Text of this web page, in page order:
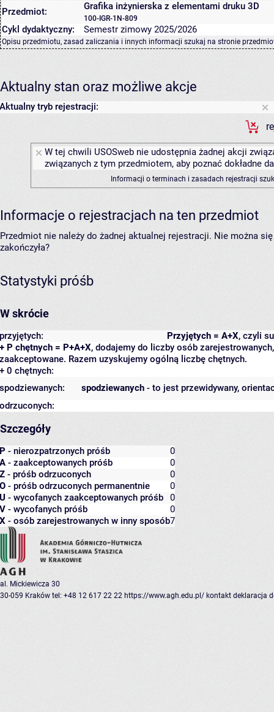
Przedmiot: Grafika inżynierska z elementami druku 3D
100-IGR-1N-809
Cykl dydaktyczny: Semestr zimowy 2025/2026
Opisu przedmiotu, zasad zaliczania i innych informacji szukaj na stronie
Aktualny stan oraz możliwe akcje
Aktualny tryb rejestracji:
W tej chwili USOSweb nie udostępnia żadnej akcji
związanych z tym przedmiotem, aby poznać dokładne
Informacji o terminach i zasadach rejestracji
Informacje o rejestracjach na ten przedmiot
Przedmiot nie należy do żadnej aktualnej rejestracji. Nie można
zakończyła?
Statystyki próśb
W skrócie
Przyjętych = A+X, czyli
przyjętych:
+ P chętnych = P+A+X, dodajemy do liczby osób
zaakceptowane. Razem uzyskujemy ogólną liczbę chętnych.
+ 0 chętnych:
spodziewanych - to jest przewidywany,
spodziewanych:
odrzuconych:
Szczegóły
P - nierozpatrzonych próśb
0
A - zaakceptowanych próśb
0
Z - próśb odrzuconych
0
O - próśb odrzuconych permanentnie
0
U - wycofanych zaakceptowanych próśb
0
V - wycofanych próśb
0
X - osób zarejestrowanych w inny sposób7
al. Mickiewicza 30
30-059 Kraków tel: +48 12 617 22 22 https://www.agh.edu.pl/ kontakt deklaracja